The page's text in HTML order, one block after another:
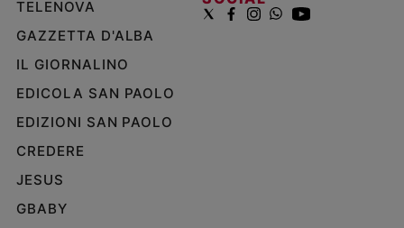
TELENOVA
GAZZETTA D'ALBA
IL GIORNALINO
EDICOLA SAN PAOLO
EDIZIONI SAN PAOLO
CREDERE
JESUS
GBABY